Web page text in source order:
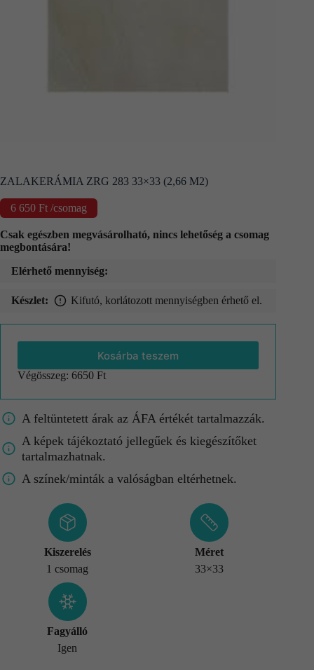
ZALAKERÁMIA ZRG 283 33×33 (2,66 M2)
6 650 Ft /csomag
Csak egészben megvásárolható, nincs lehetőség a csomag
megbontására!
Elérhető mennyiség:
Készlet: Kifutó, korlátozott mennyiségben érhető el.
Kosárba teszem
Végösszeg: 6650 Ft
A feltüntetett árak az ÁFA értékét tartalmazzák.
A képek tájékoztató jellegűek és kiegészítőket
tartalmazhatnak.
A színek/minták a valóságban eltérhetnek.
Kiszerelés
1 csomag
Méret
33×33
Fagyálló
Igen